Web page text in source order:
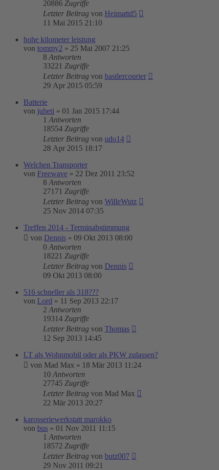
20886 Zugriffe
Letzter Beitrag von Heimattd5
11 Mai 2015 21:10
hohe kilometer leistung
von tommy2 » 25 Mai 2007 21:25
8 Antworten
33221 Zugriffe
Letzter Beitrag von bastlercourier
29 Apr 2015 05:59
Batterie
von juheti » 01 Jan 2015 17:44
1 Antworten
18554 Zugriffe
Letzter Beitrag von udo14
28 Apr 2015 18:17
Welchen Transporter
von Freewave » 22 Dez 2011 23:52
8 Antworten
27171 Zugriffe
Letzter Beitrag von WilleWutz
25 Nov 2014 07:35
Treffen 2014 - Terminabstimmung
von Dennis » 09 Okt 2013 08:00
0 Antworten
18221 Zugriffe
Letzter Beitrag von Dennis
09 Okt 2013 08:00
516 schneller als 318???
von Lord » 11 Sep 2013 22:17
2 Antworten
19314 Zugriffe
Letzter Beitrag von Thomas
12 Sep 2013 14:45
LT als Wohnmobil oder als PKW zulassen?
von Mad Max » 18 Mär 2013 11:24
10 Antworten
27745 Zugriffe
Letzter Beitrag von Mad Max
22 Mär 2013 20:27
karosseriewerkstatt marokko
von bus » 01 Nov 2011 11:15
1 Antworten
18572 Zugriffe
Letzter Beitrag von butz007
29 Nov 2011 09:21